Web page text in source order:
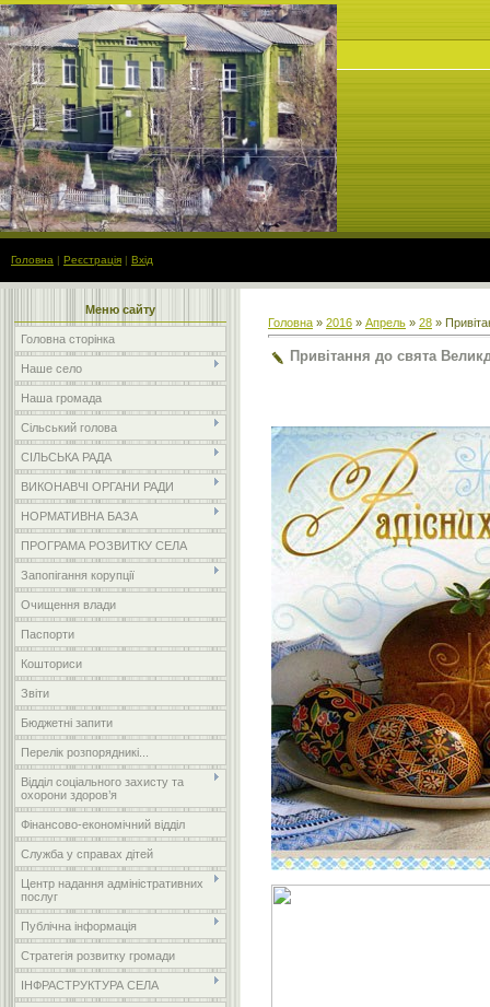
Головна | Реєстрація | Вхід
Меню сайту
Головна сторінка
Наше село
Наша громада
Сільський голова
СІЛЬСЬКА РАДА
ВИКОНАВЧІ ОРГАНИ РАДИ
НОРМАТИВНА БАЗА
ПРОГРАМА РОЗВИТКУ СЕЛА
Запопігання корупції
Очищення влади
Паспорти
Кошториси
Звіти
Бюджетні запити
Перелік розпорядникі...
Відділ соціального захисту та
охорони здоров’я
Фінансово-економічний відділ
Служба у справах дітей
Центр надання адміністративних
послуг
Публічна інформація
Стратегія розвитку громади
ІНФРАСТРУКТУРА СЕЛА
Головна » 2016 » Апрель » 28 »
Привітання до свята